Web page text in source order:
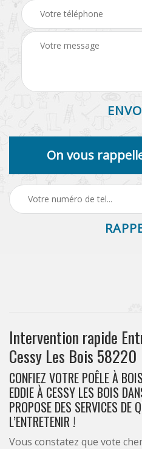
On vous
Intervention rapide
Cessy Les Bois 58220
CONFIEZ VOTRE POÊLE À
EDDIE À CESSY LES BOIS
PROPOSE DES SERVICES DE
L’ENTRETENIR !
Vous constatez que vote